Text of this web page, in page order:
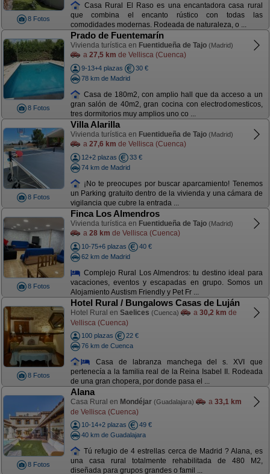
8 Fotos
Casa Rural El Raso es una encantadora casa rural
que combina el encanto rústico con todas las
comodidades modernas. Rodeada de naturaleza, o ...
8 Fotos
Prado de Fuentemarín
Vivienda turística en Fuentidueña de Tajo (Madrid)
a 27,5 km de Vellisca (Cuenca)
9-13+4 plazas
30 €
78 km de Madrid
Casa de 180m2, con amplio hall que da acceso a un
gran salón de 40m2, gran cocina con electrodomesticos,
tres dormitorios muy amplios uno co ...
8 Fotos
Villa Alarilla
Vivienda turística en Fuentidueña de Tajo (Madrid)
a 27,6 km de Vellisca (Cuenca)
12+2 plazas
33 €
74 km de Madrid
¡No te preocupes por buscar aparcamiento! Tenemos
un Parking gratuito dentro de la vivienda y una cámara de
vigilancia que cubre la entrada ...
8 Fotos
Finca Los Almendros
Vivienda turística en Fuentidueña de Tajo (Madrid)
a 28 km de Vellisca (Cuenca)
10-75+6 plazas
40 €
62 km de Madrid
Complejo Rural Los Almendros: tu destino ideal para
vacaciones, eventos y escapadas en grupo. Somos un
Alojamiento Austism Friendly y Pet Fr ...
8 Fotos
Hotel Rural / Bungalows Casas de Luján
Hotel Rural en Saelices (Cuenca) a 30,2 km de
Vellisca (Cuenca)
100 plazas
22 €
76 km de Cuenca
Casa de labranza manchega del s. XVI que
pertenecía a la familia real de la Reina Isabel II. Rodeada
de una gran chopera, por donde pasa el ...
8 Fotos
Alana
Casa Rural en Mondéjar (Guadalajara) a 33,1 km
de Vellisca (Cuenca)
10-14+2 plazas
49 €
40 km de Guadalajara
Tú refugio de 4 estrellas cerca de Madrid ? Alana, es
una casa rural totalmente rehabilitada de 480 M2,
diseñada para grupos grandes o famil ...